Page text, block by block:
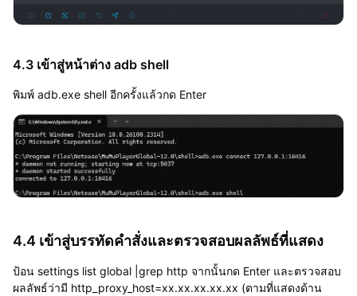
4.3 เข้าสู่หน้าต่าง adb shell
พิมพ์ adb.exe shell อีกครั้งแล้วกด Enter
4.4 เข้าสู่บรรทัดคำสั่งและตรวจสอบผลลัพธ์ที่แสดง
ป้อน settings list global |grep http จากนั้นกด Enter และตรวจสอบ
ผลลัพธ์ว่ามี http_proxy_host=xx.xx.xx.xx.xx (ตามที่แสดงด้าน